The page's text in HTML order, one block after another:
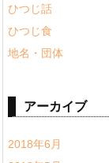
ひつじ話
ひつじ食
地名・団体
アーカイブ
2018年6月